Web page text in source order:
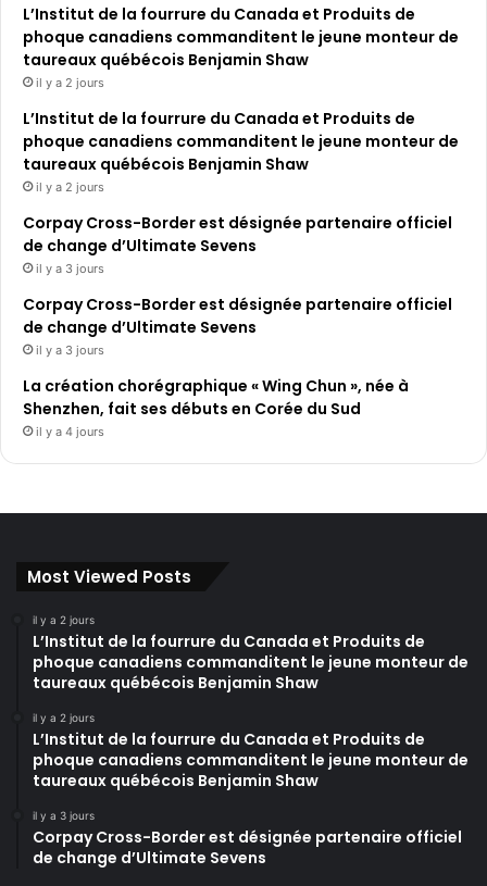
L’Institut de la fourrure du Canada et Produits de
phoque canadiens commanditent le jeune monteur de
taureaux québécois Benjamin Shaw
il y a 2 jours
L’Institut de la fourrure du Canada et Produits de
phoque canadiens commanditent le jeune monteur de
taureaux québécois Benjamin Shaw
il y a 2 jours
Corpay Cross-Border est désignée partenaire officiel
de change d’Ultimate Sevens
il y a 3 jours
Corpay Cross-Border est désignée partenaire officiel
de change d’Ultimate Sevens
il y a 3 jours
La création chorégraphique « Wing Chun », née à
Shenzhen, fait ses débuts en Corée du Sud
il y a 4 jours
Most Viewed Posts
il y a 2 jours
L’Institut de la fourrure du Canada et Produits de
phoque canadiens commanditent le jeune monteur de
taureaux québécois Benjamin Shaw
il y a 2 jours
L’Institut de la fourrure du Canada et Produits de
phoque canadiens commanditent le jeune monteur de
taureaux québécois Benjamin Shaw
il y a 3 jours
Corpay Cross-Border est désignée partenaire officiel
de change d’Ultimate Sevens